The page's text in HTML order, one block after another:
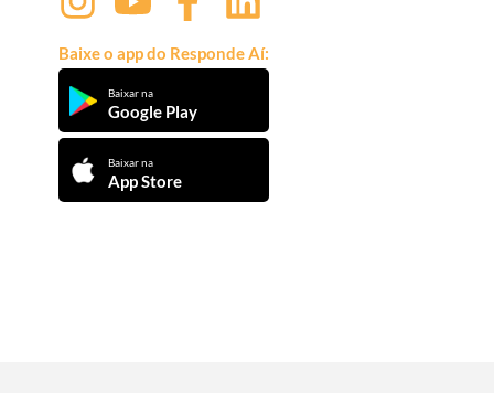
Baixe o app do Responde Aí:
Baixar na
Google Play
Baixar na
App Store